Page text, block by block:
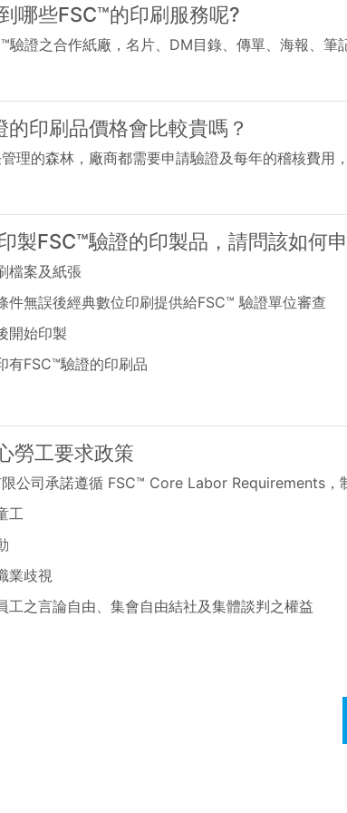
哪些FSC™的印刷服務呢?
驗證之合作紙廠，名片、DM目錄、傳單、海報、筆
的印刷品價格會比較貴嗎？
理的森林，廠商都需要申請驗證及每年的稽核費用
製FSC™驗證的印製品，請問該如何
檔案及紙張
件無誤後經典數位印刷提供給FSC™ 驗證單位審查
開始印製
有FSC™驗證的印刷品
勞工要求政策
公司承諾遵循 FSC™ Core Labor Requirements，
工
業歧視
工之言論自由、集會自由結社及集體談判之權益